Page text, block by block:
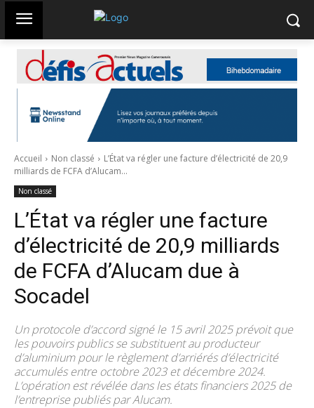
Accueil Non classé
L’État va régler une facture d’électricité de 20,9
milliards de FCFA d’Alucam...
Non classé
L’État va régler une facture
d’électricité de 20,9 milliards
de FCFA d’Alucam due à
Socadel
Un protocole d’accord signé le 15 avril 2025 prévoit que
les pouvoirs publics se substituent au producteur
d’aluminium pour le règlement d’arriérés d’électricité
accumulés entre octobre 2023 et décembre 2024.
L’opération est révélée dans les états financiers 2025 de
l’entreprise publiés par Alucam.